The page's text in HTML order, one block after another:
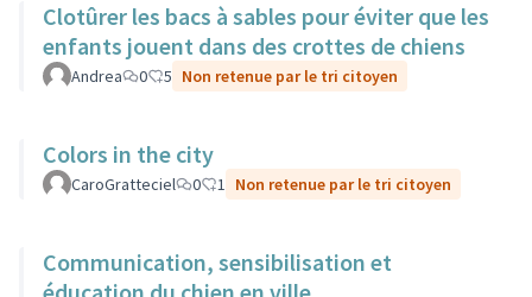
Clotûrer les bacs à sables pour éviter que les
enfants jouent dans des crottes de chiens
Andrea 0 5 Non retenue par le tri citoyen
Colors in the city
CaroGratteciel 0 1 Non retenue par le tri citoyen
Communication, sensibilisation et